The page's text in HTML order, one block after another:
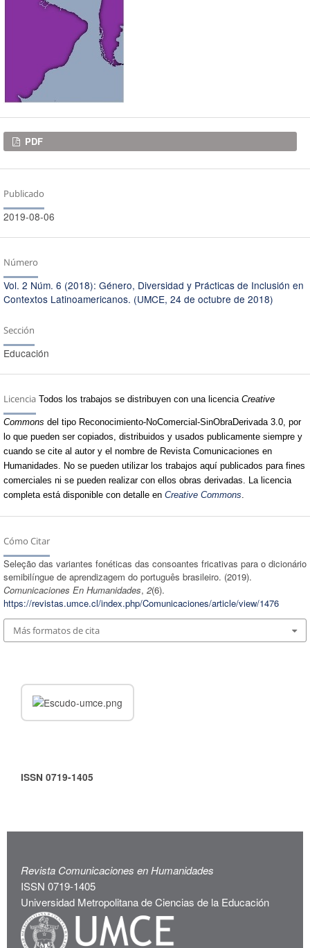
Descargas
PDF
Publicado
2019-08-06
Número
Vol. 2 Núm. 6 (2018): Género, Diversidad y Prácticas de Inclusión en
Contextos Latinoamericanos. (UMCE, 24 de octubre de 2018)
Sección
Educación
Licencia Todos los trabajos se distribuyen con una licencia Creative
Commons del tipo Reconocimiento-NoComercial-SinObraDerivada 3.0, por
lo que pueden ser copiados, distribuidos y usados publicamente siempre y
cuando se cite al autor y el nombre de Revista Comunicaciones en
Humanidades. No se pueden utilizar los trabajos aquí publicados para fines
comerciales ni se pueden realizar con ellos obras derivadas. La licencia
completa está disponible con detalle en Creative Commons
Cómo Citar
Seleção das variantes fonéticas das consoantes fricativas para o dicionário
semibilíngue de aprendizagem do português brasileiro. (2019).
Comunicaciones En Humanidades, 2(6).
https://revistas.umce.cl/index.php/Comunicaciones/article/view/1476
Más formatos de cita
ISSN 0719-1405
Revista Comunicaciones en Humanidades
ISSN 0719-1405
Universidad Metropolitana de Ciencias de la Educación